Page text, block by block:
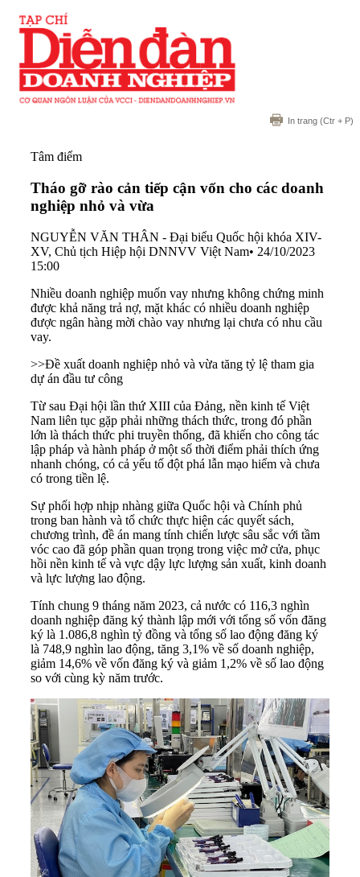
In trang (Ctr + P)
Tâm điểm
Tháo gỡ rào cản tiếp cận vốn cho các doanh
nghiệp nhỏ và vừa
NGUYỄN VĂN THÂN - Đại biểu Quốc hội khóa XIV-
XV, Chủ tịch Hiệp hội DNNVV Việt Nam• 24/10/2023
15:00
Nhiều doanh nghiệp muốn vay nhưng không chứng minh
được khả năng trả nợ, mặt khác có nhiều doanh nghiệp
được ngân hàng mời chào vay nhưng lại chưa có nhu cầu
vay.
>>Đề xuất doanh nghiệp nhỏ và vừa tăng tỷ lệ tham gia
dự án đầu tư công
Từ sau Đại hội lần thứ XIII của Đảng, nền kinh tế Việt
Nam liên tục gặp phải những thách thức, trong đó phần
lớn là thách thức phi truyền thống, đã khiến cho công tác
lập pháp và hành pháp ở một số thời điểm phải thích ứng
nhanh chóng, có cả yếu tố đột phá lẫn mạo hiểm và chưa
có trong tiền lệ.
Sự phối hợp nhịp nhàng giữa Quốc hội và Chính phủ
trong ban hành và tổ chức thực hiện các quyết sách,
chương trình, đề án mang tính chiến lược sâu sắc với tầm
vóc cao đã góp phần quan trọng trong việc mở cửa, phục
hồi nền kinh tế và vực dậy lực lượng sản xuất, kinh doanh
và lực lượng lao động.
Tính chung 9 tháng năm 2023, cả nước có 116,3 nghìn
doanh nghiệp đăng ký thành lập mới với tổng số vốn đăng
ký là 1.086,8 nghìn tỷ đồng và tổng số lao động đăng ký
là 748,9 nghìn lao động, tăng 3,1% về số doanh nghiệp,
giảm 14,6% về vốn đăng ký và giảm 1,2% về số lao động
so với cùng kỳ năm trước.